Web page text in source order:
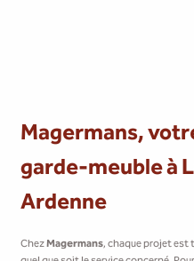
Magermans,
garde-meuble à
Ardenne
ChezMagermans, chaque projet est